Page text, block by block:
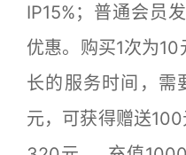
IP15%；普通会员
优惠。购买1次为
长的服务时间，需
元，可获得赠送